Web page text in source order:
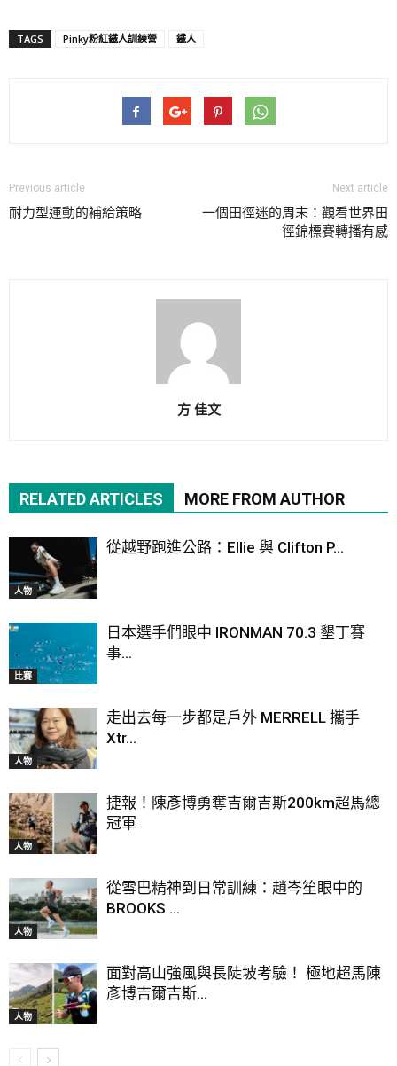
TAGS Pinky粉紅鐵人訓練營 鐵人
Previous article
耐力型運動的補給策略
Next article
一個田徑迷的周末：觀看世界田
徑錦標賽轉播有感
方 佳文
RELATED ARTICLES MORE FROM AUTHOR
人物
從越野跑進公路：Ellie 與 Clifton P...
比賽
日本選手們眼中 IRONMAN 70.3 墾丁賽
事...
人物
走出去每一步都是戶外 MERRELL 攜手
Xtr...
人物
捷報！陳彥博勇奪吉爾吉斯200km超馬總
冠軍
人物
從雪巴精神到日常訓練：趙岑笙眼中的
BROOKS ...
人物
面對高山強風與長陡坡考驗！ 極地超馬陳
彥博吉爾吉斯...